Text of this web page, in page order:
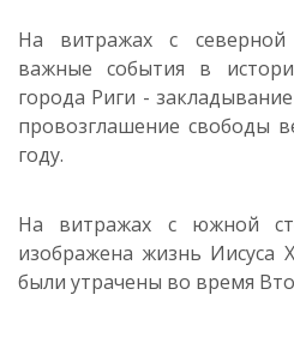
На витражах с
важные события в
города Риги -
провозглашение свободы
году.
На витражах с южной
изображена жизнь Иисуса
были утрачены во время